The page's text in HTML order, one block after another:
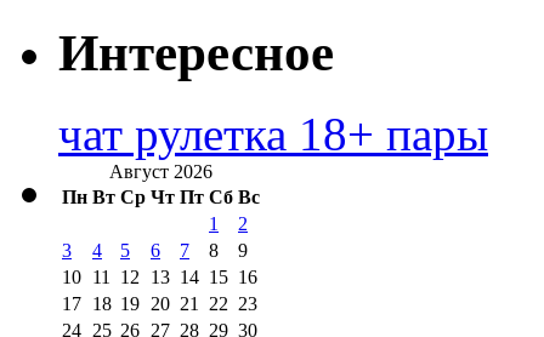
Интересное
чат рулетка 18+ пары
Август 2026
Пн Вт Ср Чт Пт Сб Вс
1
2
3
4 5 6 7 8
9
10 11 12 13 14 15 16
17 18 19 20 21 22 23
24 25 26 27 28 29 30